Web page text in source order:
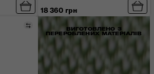
18 360 грн
Порівняти
ВИГОТОВЛЕНО З
ПЕРЕРОБЛЕНИХ МАТЕРІАЛІВ